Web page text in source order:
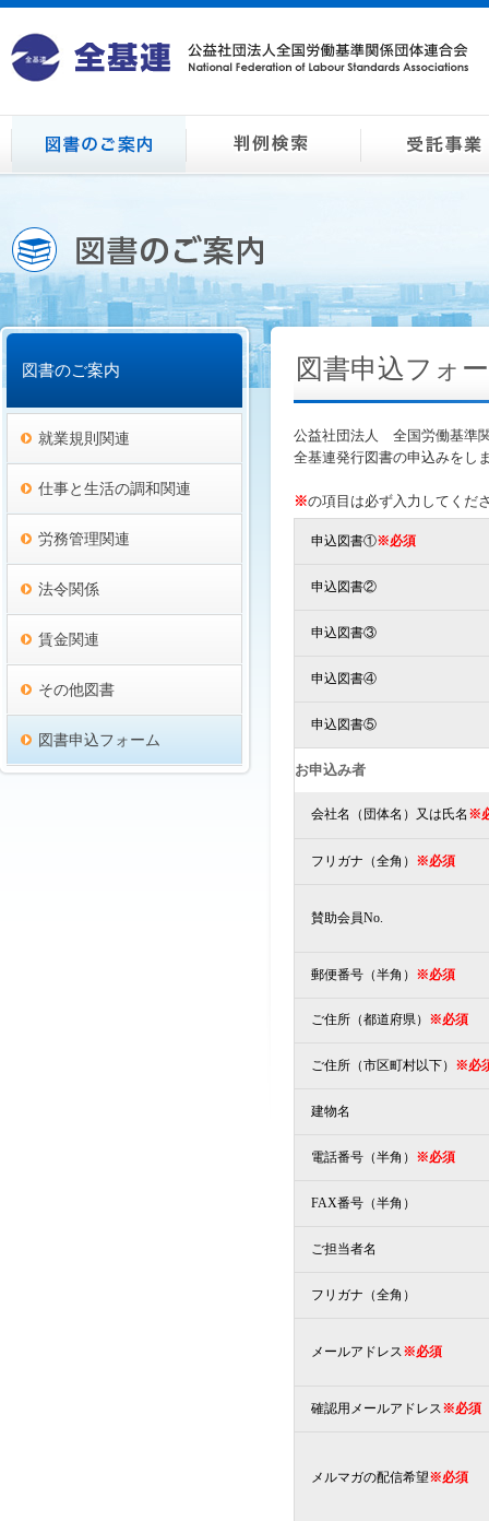
図書のご案内
就業規則関連
仕事と生活の調和関連
労務管理関連
法令関係
賃金関連
その他図書
図書申込フォーム
図書申込フォ
公益社団法人 全国労働基準
全基連発行図書の申込みをし
※の項目は必ず入力してくだ
申込図書①※必須
申込図書②
申込図書③
申込図書④
申込図書⑤
お申込み者
会社名（団体名）又は氏名 ※
フリガナ（全角） ※必須
賛助会員No.
郵便番号（半角） ※必須
ご住所（都道府県） ※必須
ご住所（市区町村以下） ※必
建物名
電話番号（半角） ※必須
FAX番号（半角）
ご担当者名
フリガナ（全角）
メールアドレス※必須
確認用メールアドレス※必須
メルマガの配信希望※必須